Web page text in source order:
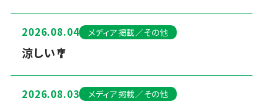
2026.08.04 メディア掲載／その他
涼しい🎐
2026.08.03 メディア掲載／その他